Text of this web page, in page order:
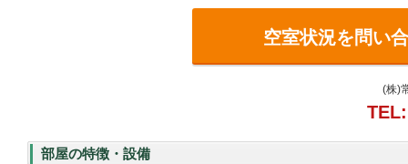
空室状況を問い
(株)
部屋の特徴・設備